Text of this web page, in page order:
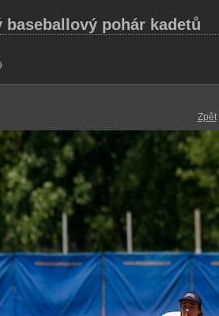
baseballový pohár kadetů
Zpět